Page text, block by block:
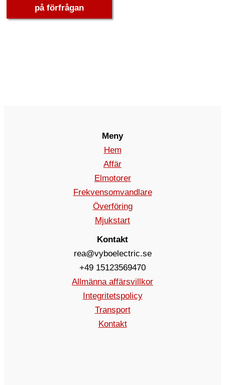
på förfrågan
Meny
Hem
Affär
Elmotorer
Frekvensomvandlare
Överföring
Mjukstart
Kontakt
rea@vyboelectric.se
+49 15123569470
Allmänna affärsvillkor
Integritetspolicy
Transport
Kontakt